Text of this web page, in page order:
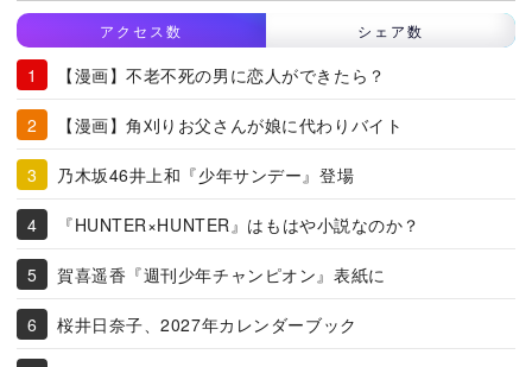
アクセス数 シェア数
【漫画】不老不死の男に恋人ができたら？
【漫画】角刈りお父さんが娘に代わりバイト
乃木坂46井上和『少年サンデー』登場
『HUNTER×HUNTER』はもはや小説なのか？
賀喜遥香『週刊少年チャンピオン』表紙に
桜井日奈子、2027年カレンダーブック